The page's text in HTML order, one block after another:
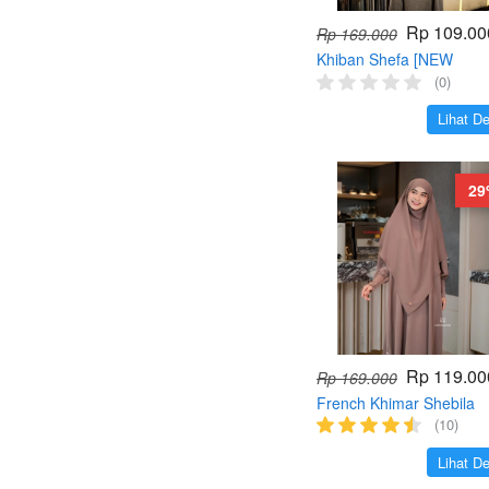
Rp 169.000 Rp
Khiban Shefa [NEW
LAUNCH]
(0)
`Lihat
Rp 169.000 Rp
French Khimar Shebila
(Khimar saja Anti UV
(10)
`Lihat